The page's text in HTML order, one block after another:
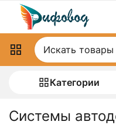
Категории
Системы